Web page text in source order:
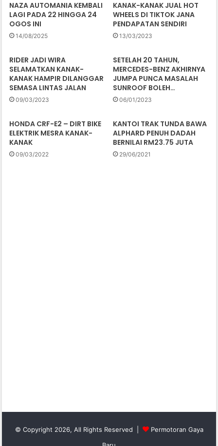
NAZA AUTOMANIA KEMBALI
LAGI PADA 22 HINGGA 24
OGOS INI
14/08/2025
KANAK-KANAK JUAL HOT
WHEELS DI TIKTOK JANA
PENDAPATAN SENDIRI
13/03/2023
RIDER JADI WIRA
SELAMATKAN KANAK-
KANAK HAMPIR DILANGGAR
SEMASA LINTAS JALAN
09/03/2023
SETELAH 20 TAHUN,
MERCEDES-BENZ AKHIRNYA
JUMPA PUNCA MASALAH
SUNROOF BOLEH…
06/01/2023
HONDA CRF-E2 – DIRT BIKE
ELEKTRIK MESRA KANAK-
KANAK
09/03/2022
KANTOI TRAK TUNDA BAWA
ALPHARD PENUH DADAH
BERNILAI RM23.75 JUTA
29/06/2021
© Copyright 2026, All Rights Reserved |
Permotoran Gaya